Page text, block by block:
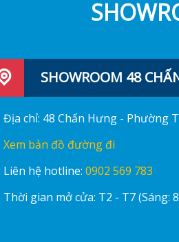
SHOWROOM 48
Địa chỉ: 48 Chấn Hưng - Phường
Xem bản đồ đường đi
Liên hệ hotline: 0902 569 783
Thời gian mở cửa: T2 - T7 (Sáng: